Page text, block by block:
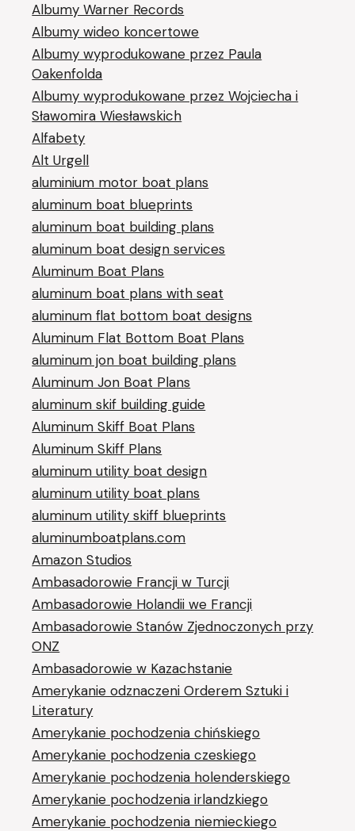
Albumy Warner Records
Albumy wideo koncertowe
Albumy wyprodukowane przez Paula
Oakenfolda
Albumy wyprodukowane przez Wojciecha i
Sławomira Wiesławskich
Alfabety
Alt Urgell
aluminium motor boat plans
aluminum boat blueprints
aluminum boat building plans
aluminum boat design services
Aluminum Boat Plans
aluminum boat plans with seat
aluminum flat bottom boat designs
Aluminum Flat Bottom Boat Plans
aluminum jon boat building plans
Aluminum Jon Boat Plans
aluminum skif building guide
Aluminum Skiff Boat Plans
Aluminum Skiff Plans
aluminum utility boat design
aluminum utility boat plans
aluminum utility skiff blueprints
aluminumboatplans.com
Amazon Studios
Ambasadorowie Francji w Turcji
Ambasadorowie Holandii we Francji
Ambasadorowie Stanów Zjednoczonych przy
ONZ
Ambasadorowie w Kazachstanie
Amerykanie odznaczeni Orderem Sztuki i
Literatury
Amerykanie pochodzenia chińskiego
Amerykanie pochodzenia czeskiego
Amerykanie pochodzenia holenderskiego
Amerykanie pochodzenia irlandzkiego
Amerykanie pochodzenia niemieckiego